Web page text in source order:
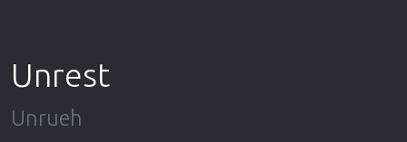
Unrest
Unrueh